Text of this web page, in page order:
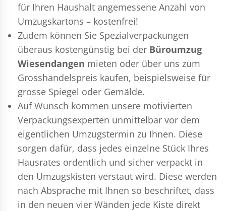
für Ihren Haushalt angemessene Anzahl von
Umzugskartons – kostenfrei!
Zudem können Sie Spezialverpackungen
überaus kostengünstig bei der Büroumzug
Wiesendangen mieten oder über uns zum
Grosshandelspreis kaufen, beispielsweise für
grosse Spiegel oder Gemälde.
Auf Wunsch kommen unsere motivierten
Verpackungsexperten unmittelbar vor dem
eigentlichen Umzugstermin zu Ihnen. Diese
sorgen dafür, dass jedes einzelne Stück Ihres
Hausrates ordentlich und sicher verpackt in
den Umzugskisten verstaut wird. Diese werden
nach Absprache mit Ihnen so beschriftet, dass
in den neuen vier Wänden jede Kiste direkt